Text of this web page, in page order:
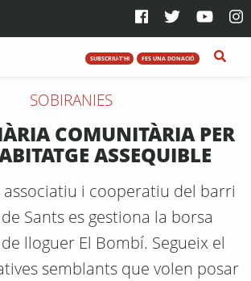
SUBSCRIU-T'HI FES UNA DONACIÓ
SOBIRANIES
COMUNITÀRIA PER
ASSEQUIBLE
associatiu i cooperatiu del barri
Sants es gestiona la borsa
lloguer El Bombí. Segueix el
semblants que volen posar